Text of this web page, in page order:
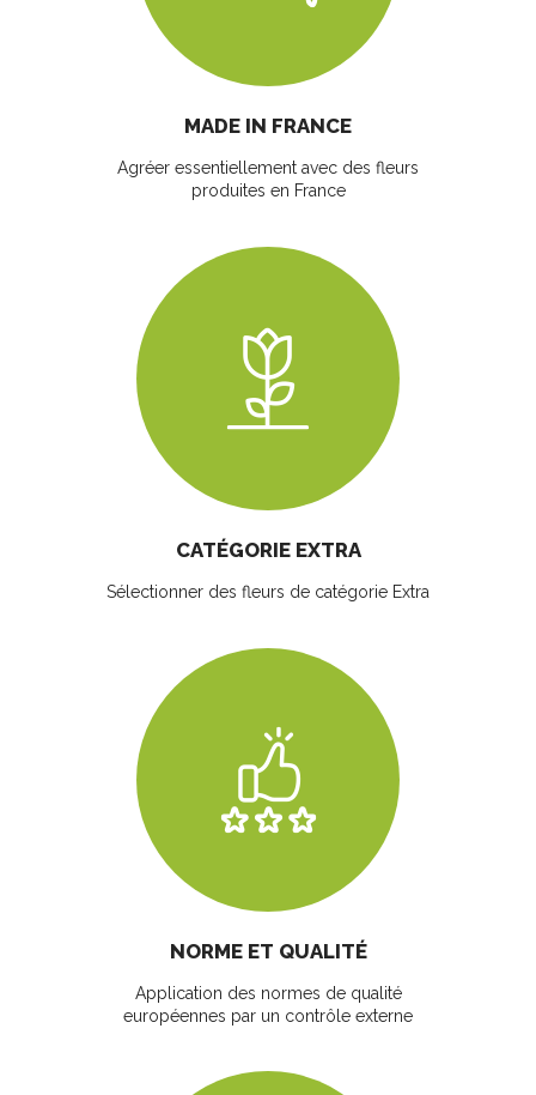
MADE IN FRANCE
Agréer essentiellement avec des fleurs
produites en France
CATÉGORIE EXTRA
Sélectionner des fleurs de catégorie Extra
NORME ET QUALITÉ
Application des normes de qualité
européennes par un contrôle externe